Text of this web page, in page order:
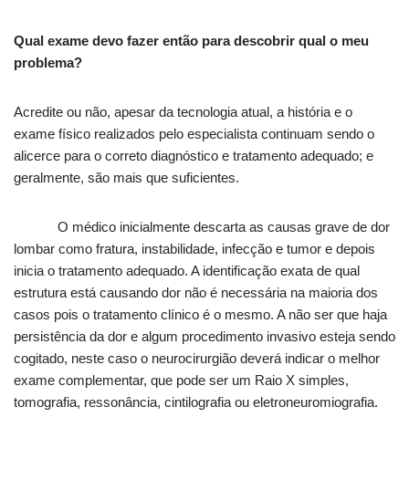
Qual exame devo fazer então para descobrir qual o meu
problema?
Acredite ou não, apesar da tecnologia atual, a história e o
exame físico realizados pelo especialista continuam sendo o
alicerce para o correto diagnóstico e tratamento adequado; e
geralmente, são mais que suficientes.
O médico inicialmente descarta as causas grave de dor
lombar como fratura, instabilidade, infecção e tumor e depois
inicia o tratamento adequado. A identificação exata de qual
estrutura está causando dor não é necessária na maioria dos
casos pois o tratamento clínico é o mesmo. A não ser que haja
persistência da dor e algum procedimento invasivo esteja sendo
cogitado, neste caso o neurocirurgião deverá indicar o melhor
exame complementar, que pode ser um Raio X simples,
tomografia, ressonância, cintilografia ou eletroneuromiografia.